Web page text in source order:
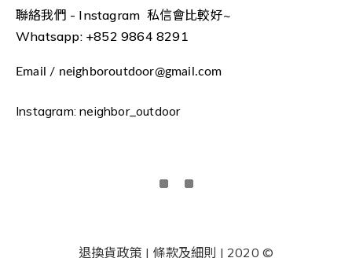
聯絡我們 - Instagram 私信會比較好~
Whatsapp: +852 9864 8291
Email / neighboroutdoor@gmail.com
Instagram: neighbor_outdoor
退換貨政策 | 條款及細則 | 2020 ©